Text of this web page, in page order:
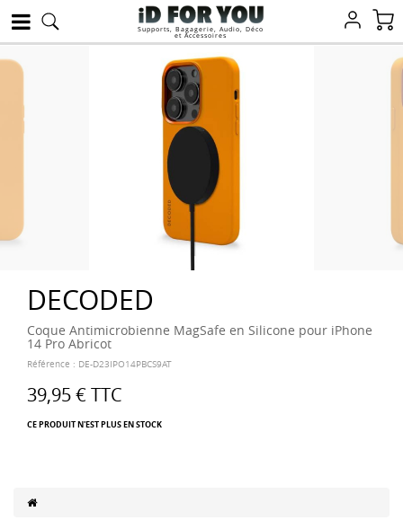
Supports, Bagagerie, Audio, Déco
et Accessoires
DECODED
Coque Antimicrobienne MagSafe en Silicone pour iPhone
14 Pro Abricot
Référence : DE-D23IPO14PBCS9AT
39,95 € TTC
CE PRODUIT N'EST PLUS EN STOCK